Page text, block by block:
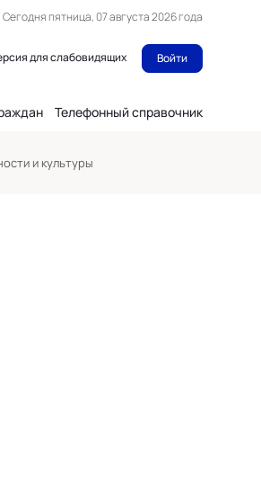
пятница, 07 августа 2026 года
для слабовидящих Войти
Телефонный справочник
и культуры